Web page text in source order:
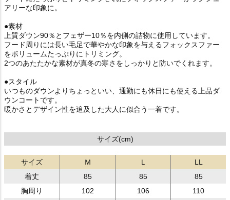
アリーな印象に。
●素材
上質ダウン90％とフェザー10％を内側の詰物に使用しています。
フード周りには長い毛足で華やかな印象を与えるフォックスファー
をボリュームたっぷりにトリミング。
2つのあたたかな素材が真冬の寒さをしっかりと防いでくれます。
●スタイル
いつものダウンよりちょっといい、通勤にも休日にも使える上品ダ
ウンコートです。
暖かさとデザイン性を追及した大人に似合う一着です。
サイズ(cm)
サイズ Ｍ Ｌ
LL
着丈
85 85
85
胸周り
102 106
110